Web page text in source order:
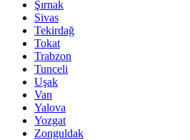
Şırnak
Sivas
Tekirdağ
Tokat
Trabzon
Tunceli
Uşak
Van
Yalova
Yozgat
Zonguldak